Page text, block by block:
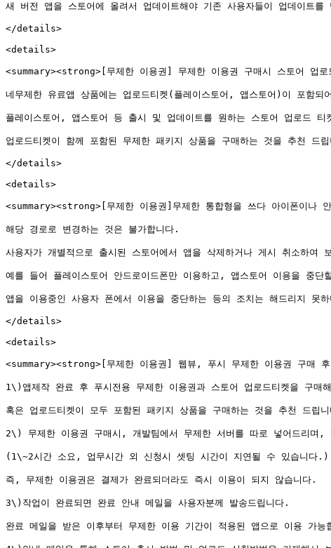
새 버전 앱을 스토어에 올려서 업데이트해야 기존 사용자들이 업데이트
</details>
<details>
<summary><strong>[무제한 이용권] 무제한 이용권 구매시 스토어 업
네무제한 유료앱 상품에는 업로드티켓(플레이스토어, 앱스토어)이 포함되
플레이스토어, 앱스토어 등 출시 및 업데이트를 원하는 스토어 업로드
업로드티켓이 함께 포함된 무제한 패키지 상품을 구매하는 것을 추천 드립
</details>
<details>
<summary><strong>[무제한 이용권]무제한 통합형을 쓰다 아이폰이나
해당 경로로 변경하는 것은 불가합니다.
사용자가 개별적으로 출시된 스토어에서 앱을 삭제하거나 게시 취소하여
예를 들어 플레이스토어 안드로이드폰만 이용하고, 앱스토어 이용을 중
앱을 이용중인 사용자 폰에서 이용을 중단하는 등의 조치는 해드리지 못
</details>
<details>
<summary><strong>[무제한 이용권] 웹뷰, 푸시 무제한 이용권 구매
1\)앱제작 완료 후 푸시전용 무제한 이용권과 스토어 업로드티켓을 구매
혹은 업로드티켓이 모두 포함된 패키지 상품을 구매하는 것을 추천 드립
2\) 무제한 이용권 구매시, 개발팀에서 무제한 서버를 따로 넣어드리며,
(1\~2시간 소요, 업무시간 외 신청시 셋팅 시간이 지연될 수 있습니다.)
즉, 무제한 이용권은 결제가 완료되더라도 즉시 이용이 되지 않습니다.
3\)작업이 완료되면 완료 안내 메일을 사용자분께 발송드립니다.
완료 메일을 받은 이후부터 무제한 이용 기간이 적용된 앱으로 이용 가능